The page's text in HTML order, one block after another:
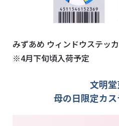
みずあめ ウィンドウステッ
※4月下旬頃入荷予定
文明
母の日限定カス